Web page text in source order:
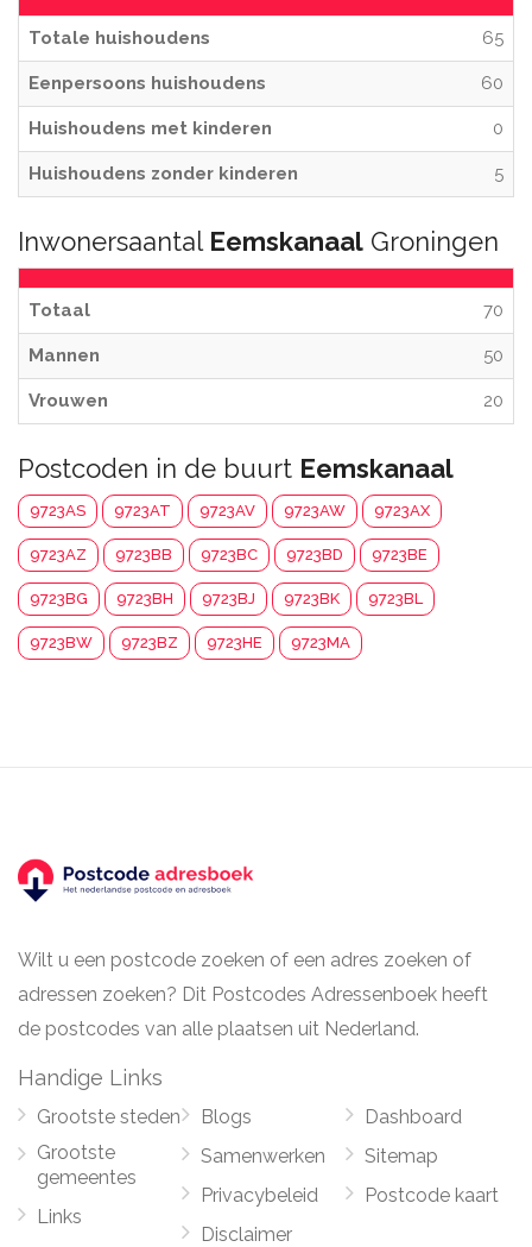
Totale huishoudens 65
Eenpersoons huishoudens 60
Huishoudens met kinderen 0
Huishoudens zonder kinderen 5
Inwonersaantal Eemskanaal Groningen
Totaal 70
Mannen 50
Vrouwen 20
Postcoden in de buurt Eemskanaal
9723AS 9723AT 9723AV 9723AW 9723AX
9723AZ 9723BB 9723BC 9723BD 9723BE
9723BG 9723BH 9723BJ 9723BK 9723BL
9723BW 9723BZ 9723HE 9723MA
Wilt u een postcode zoeken of een adres zoeken of
adressen zoeken? Dit Postcodes Adressenboek heeft
de postcodes van alle plaatsen uit Nederland.
Handige Links
Grootste steden
Grootste
gemeentes
Links
Blogs
Samenwerken
Privacybeleid
Disclaimer
Dashboard
Sitemap
Postcode kaart